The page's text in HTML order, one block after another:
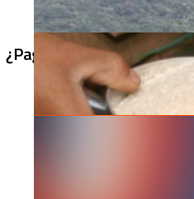
¿Pagaron menos de lo